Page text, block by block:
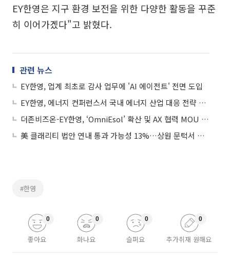
EY한영은 지구 환경 보전을 위한 다양한 활동을 꾸준
히 이어가겠다"고 밝혔다.
관련 뉴스
EY한영, 업계 최초로 감사 업무에 'AI 에이전트' 전면 도입
EY한영, 에너지 컨퍼런스서 국내 에너지 산업 대응 전략 제시
더존비즈온-EY한영, ‘OmniEsol’ 확산 및 AX 협력 MOU 체결
美 클래리티 법안 연내 통과 가능성 13%…상원 문턱서 제동
#한영
좋아요
0
화나요
0
슬퍼요
0
추가취재 원해요
0